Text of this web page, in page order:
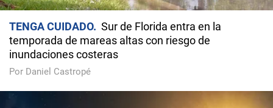
TENGA CUIDADO
Sur de Florida entra en la
temporada de mareas altas con riesgo de
inundaciones costeras
Por Daniel Castropé